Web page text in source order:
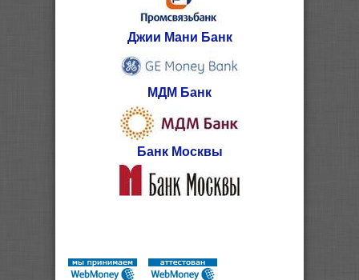
Джии Мани Банк
МДМ Банк
Банк Москвы